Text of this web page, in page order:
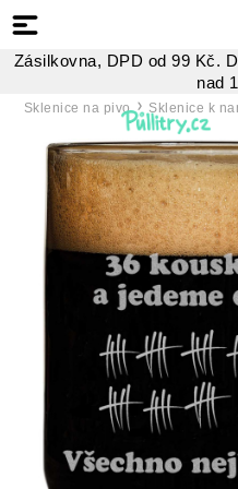
Zásilkovna, DPD od 99 Kč.
nad
Sklenice na pivo Sklenice k